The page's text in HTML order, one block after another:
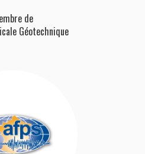
de
Géotechnique